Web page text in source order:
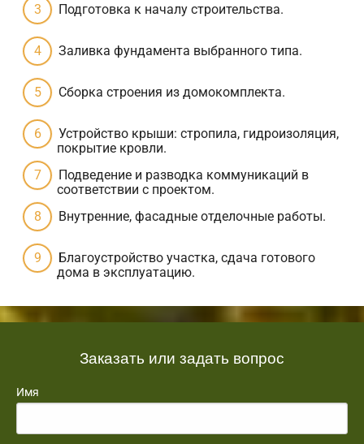
Подготовка к началу строительства.
Заливка фундамента выбранного типа.
Сборка строения из домокомплекта.
Устройство крыши: стропила, гидроизоляция,
покрытие кровли.
Подведение и разводка коммуникаций в
соответствии с проектом.
Внутренние, фасадные отделочные работы.
Благоустройство участка, сдача готового
дома в эксплуатацию.
Заказать или задать вопрос
Имя